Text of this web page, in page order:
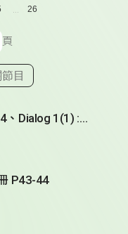
... 26
頁
單集
目
Ubung 3(2)、Ubung 4、Dialog 1(1) :Glossar
P43-44